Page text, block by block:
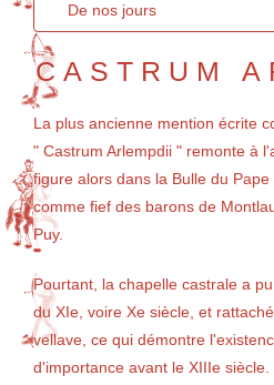
De nos jours
CASTRUM
La plus ancienne mention écrite
" Castrum Arlempdii " remonte à
figure alors dans la Bulle du
comme fief des barons de
Puy.
Pourtant, la chapelle castrale a
du XIe, voire Xe siècle, et
vellave, ce qui démontre
d'importance avant le XIIIe siècle.